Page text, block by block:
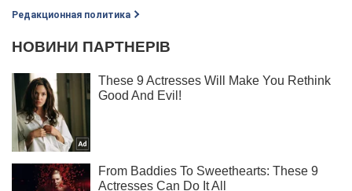
Редакционная политика